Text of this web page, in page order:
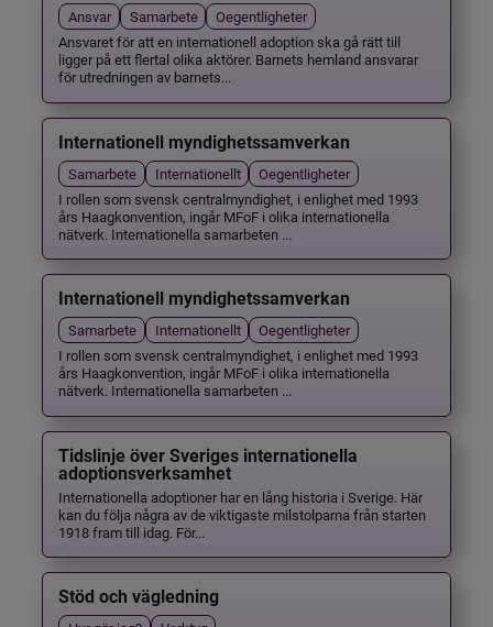
Ansvar Samarbete
Oegentligheter
Ansvaret för att en internationell adoption ska gå rätt till
ligger på ett flertal olika aktörer. Barnets hemland ansvarar
för utredningen av barnets...
Internationell myndighetssamverkan
Samarbete Internationellt
Oegentligheter
I rollen som svensk centralmyndighet, i enlighet med 1993
års Haagkonvention, ingår MFoF i olika internationella
nätverk. Internationella samarbeten ...
Internationell myndighetssamverkan
Samarbete Internationellt
Oegentligheter
I rollen som svensk centralmyndighet, i enlighet med 1993
års Haagkonvention, ingår MFoF i olika internationella
nätverk. Internationella samarbeten ...
Tidslinje över Sveriges internationella
adoptionsverksamhet
Internationella adoptioner har en lång historia i Sverige. Här
kan du följa några av de viktigaste milstolparna från starten
1918 fram till idag. För...
Stöd och vägledning